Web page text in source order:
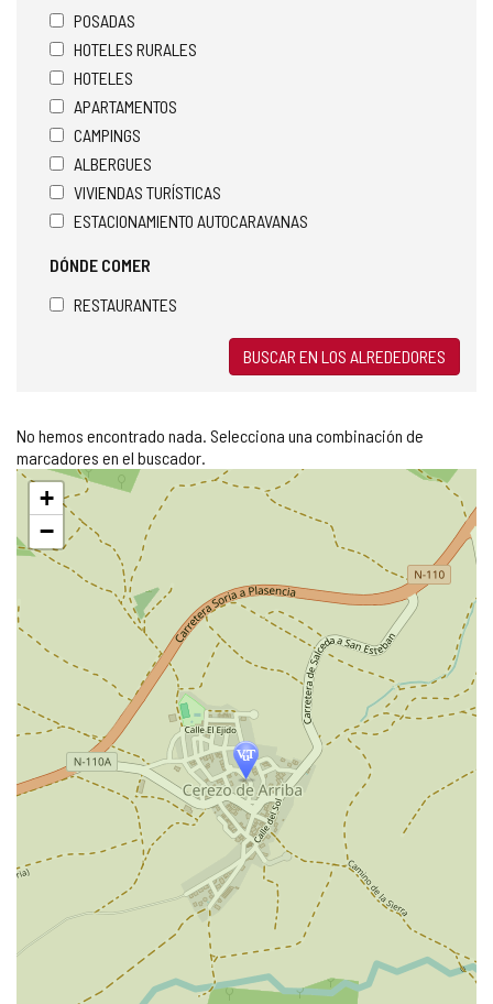
POSADAS
HOTELES RURALES
HOTELES
APARTAMENTOS
CAMPINGS
ALBERGUES
VIVIENDAS TURÍSTICAS
ESTACIONAMIENTO AUTOCARAVANAS
DÓNDE COMER
RESTAURANTES
BUSCAR EN LOS ALREDEDORES
No hemos encontrado nada. Selecciona una combinación de
marcadores en el buscador.
Saltar
mapa
+
−